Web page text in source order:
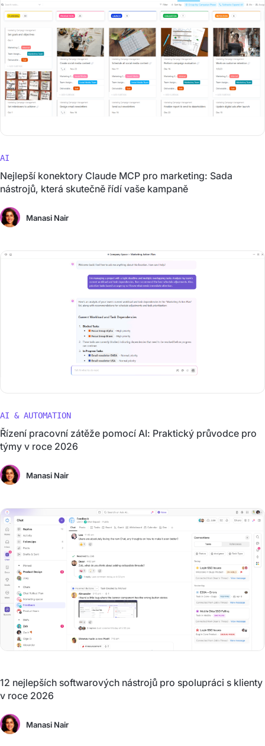
AI
Nejlepší konektory Claude MCP pro marketing: Sada
nástrojů, která skutečně řídí vaše kampaně
Manasi Nair
AI & AUTOMATION
Řízení pracovní zátěže pomocí AI: Praktický průvodce pro
týmy v roce 2026
Manasi Nair
12 nejlepších softwarových nástrojů pro spolupráci s klienty
v roce 2026
Manasi Nair